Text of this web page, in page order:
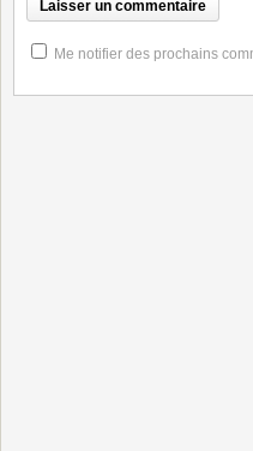
Me notifier des prochains